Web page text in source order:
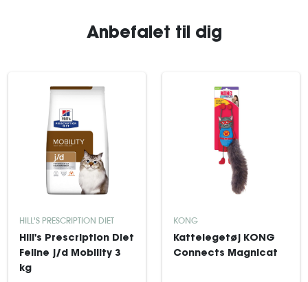
Anbefalet til dig
HILL'S PRESCRIPTION DIET
Hill's Prescription Diet
Feline j/d Mobility 3
kg
KONG
Kattelegetøj KONG
Connects Magnicat